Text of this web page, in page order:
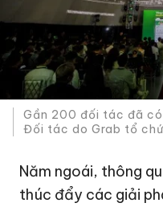
Gần 200 đối tác đã
Đối tác do Grab tổ
Năm ngoái, thông
thúc đẩy các giải